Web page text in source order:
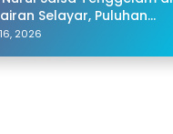
Selayar, Puluhan
Masih Hilang
2026